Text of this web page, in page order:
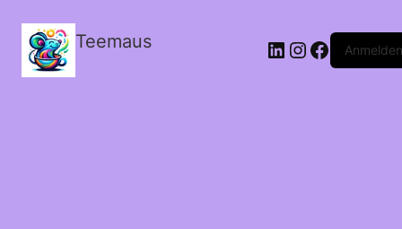
Teemaus LinkedIn
Instagram
FacebookAnmelden